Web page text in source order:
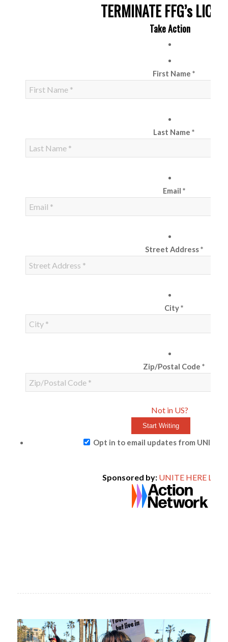
TERMINATE FFG’s
Take Action
First Name *
Last Name *
Email *
Street Address *
City *
Zip/Postal Code *
Not in US?
Opt in to email updates from UNITE
Sponsored by: UNITE HERE